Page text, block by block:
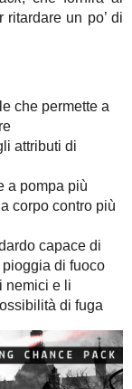
un po’ di
che permette a
attributi di
a pompa più
corpo contro più
capace di
di fuoco
nemici e li
di fuga